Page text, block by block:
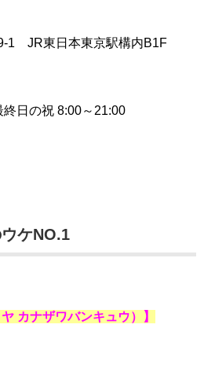
1 JR東日本東京駅構内B1F
日の祝 8:00～21:00
ケNO.1
ヤ カナザワバンキュウ） 】